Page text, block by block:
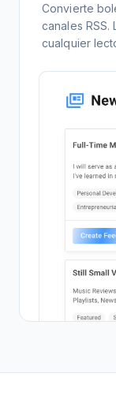
Convierte
canales
cualquier